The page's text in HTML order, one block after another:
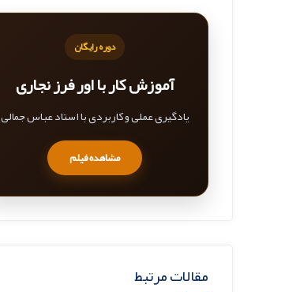
دوره رایگان
آموزش کار با اور فرز نجاری
یادگیری عملی و کاربردی با استاد عباس جمالی
مشاهده فیلم
مقالات مرتبط